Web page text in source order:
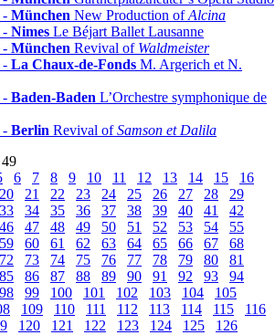
- München New Production ofAlcina
- Nimes Le Béjart Ballet Lausanne
- München Revival of Waldmeister
- La Chaux-de-Fonds M. Argerich et N.
- Baden-Baden L’Orchestre symphonique de
- Berlin Revival ofSamson et Dalila
6 7 8 9 10 11 12 13 14 15
16
20 21 22 23 24 25 26 27 28
29
33 34 35 36 37 38 39 40 41
42
46 47 48 49 50 51 52 53 54
55
59 60 61 62 63 64 65 66 67
68
72 73 74 75 76 77 78 79 80
81
85 86 87 88 89 90 91 92 93
94
98 99 100 101 102 103 104
105
109 110 111 112 113 114 115
116
120 121 122 123 124 125
126